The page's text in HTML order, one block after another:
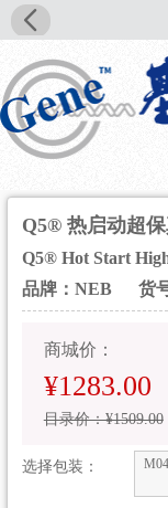
Q5® 热启动超
Q5® Hot Start
品牌：NEB
货
商城价：
¥1283.00
目录价：¥1509.00
选择包装：